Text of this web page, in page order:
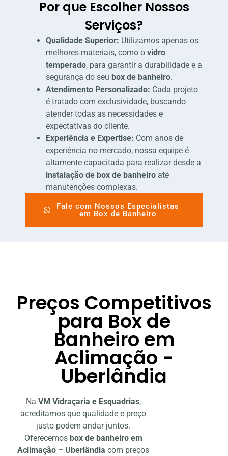
Por que Escolher Nossos
Serviços?
Qualidade Superior: Utilizamos apenas os
melhores materiais, como o vidro
temperado, para garantir a durabilidade e a
segurança do seu box de banheiro.
Atendimento Personalizado: Cada projeto
é tratado com exclusividade, buscando
atender todas as necessidades e
expectativas do cliente.
Experiência e Expertise: Com anos de
experiência no mercado, nossa equipe é
altamente capacitada para realizar desde a
instalação de box de banheiro até
manutenções complexas.
Fale com Nossos Especialistas
em Box de Banheiro
Preços Competitivos
para Box de
Banheiro em
Aclimação -
Uberlândia
Na VM Vidraçaria e Esquadrias,
acreditamos que qualidade e preço
justo podem andar juntos.
Oferecemos box de banheiro em
Aclimação – Uberlândia com preços